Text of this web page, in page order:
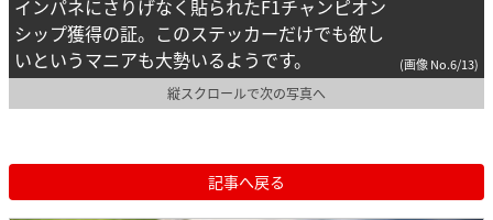
インパネにさりげなく貼られたF1チャンピオン
シップ獲得の証。このステッカーだけでも欲し
いというマニアも大勢いるようです。
(画像 No.6/13)
縦スクロールで次の写真へ
記事へ戻る